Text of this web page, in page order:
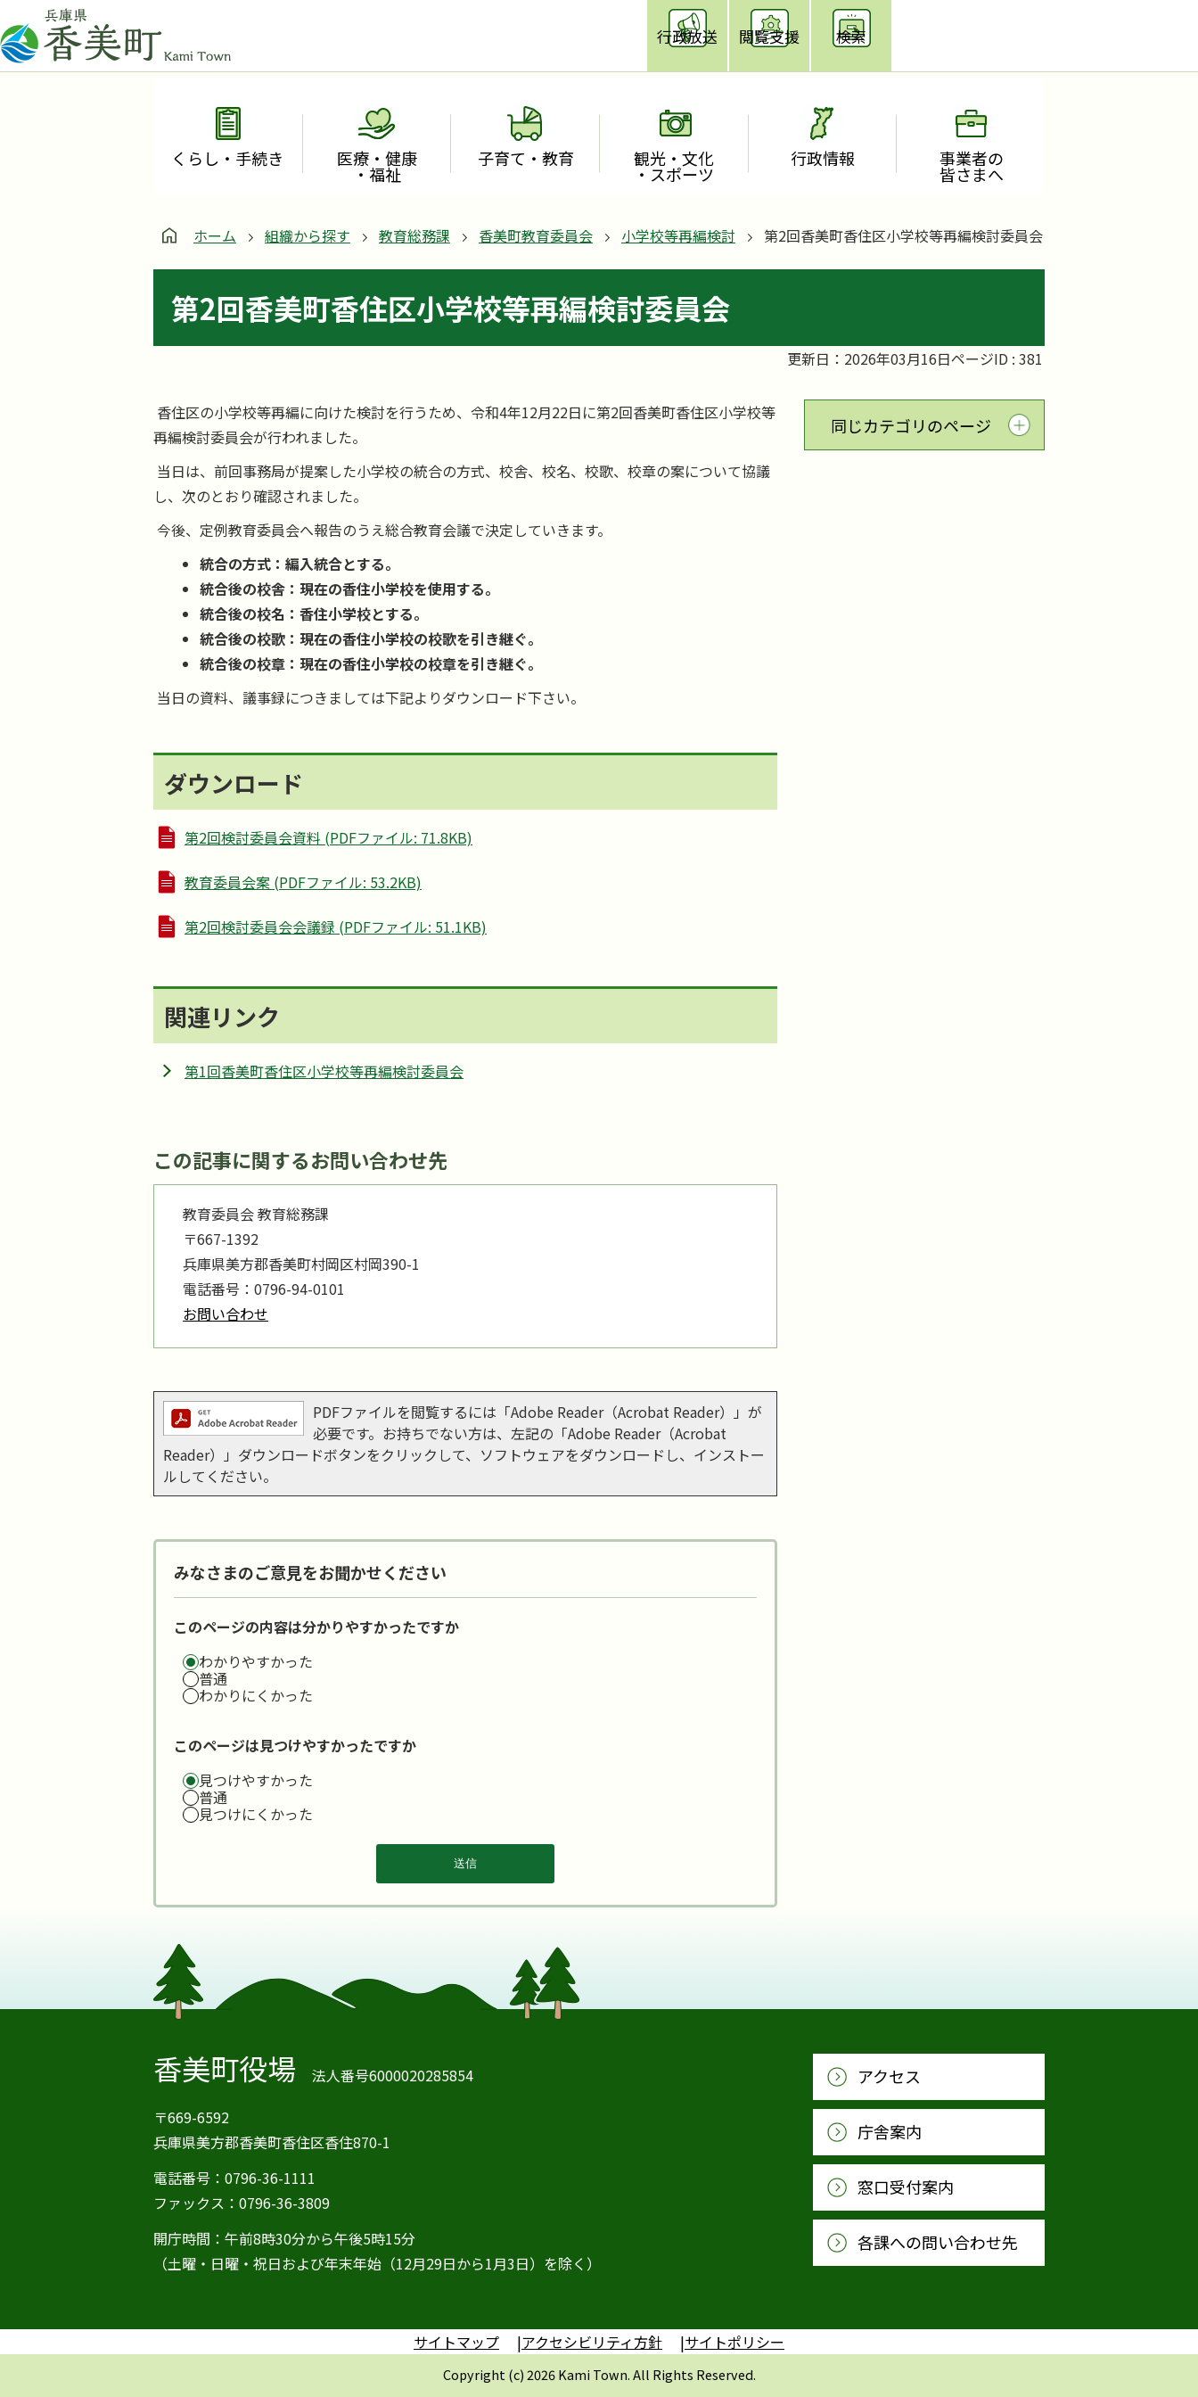
行政放送 閲覧支援 検索
くらし・手続き 医療・健康
・福祉
子育て・教育 観光・文化
・スポーツ
行政情報 事業者の
皆さまへ
ホーム 組織から探す 教育総務課 香美町教育委員会 小学校等再編検討 第2回香美町香住区小学校等再編検討委員会
第2回香美町香住区小学校等再編検討委員会
更新日：2026年03月16日ページID : 381
香住区の小学校等再編に向けた検討を行うため、令和4年12月22日に第2回香美町香住区小学校等
再編検討委員会が行われました。
当日は、前回事務局が提案した小学校の統合の方式、校舎、校名、校歌、校章の案について協議
し、次のとおり確認されました。
今後、定例教育委員会へ報告のうえ総合教育会議で決定していきます。
統合の方式：編入統合とする。
統合後の校舎：現在の香住小学校を使用する。
統合後の校名：香住小学校とする。
統合後の校歌：現在の香住小学校の校歌を引き継ぐ。
統合後の校章：現在の香住小学校の校章を引き継ぐ。
当日の資料、議事録につきましては下記よりダウンロード下さい。
ダウンロード
第2回検討委員会資料 (PDFファイル: 71.8KB)
教育委員会案 (PDFファイル: 53.2KB)
第2回検討委員会会議録 (PDFファイル: 51.1KB)
関連リンク
第1回香美町香住区小学校等再編検討委員会
この記事に関するお問い合わせ先
教育委員会 教育総務課
〒667-1392
兵庫県美方郡香美町村岡区村岡390-1
電話番号：0796-94-0101
お問い合わせ
PDFファイルを閲覧するには「Adobe Reader（Acrobat Reader）」が
必要です。お持ちでない方は、左記の「Adobe Reader（Acrobat
Reader）」ダウンロードボタンをクリックして、ソフトウェアをダウンロードし、インストー
ルしてください。
みなさまのご意見をお聞かせください
このページの内容は分かりやすかったですか
わかりやすかった
普通
わかりにくかった
このページは見つけやすかったですか
見つけやすかった
普通
見つけにくかった
同じカテゴリのページ
香美町役場
法人番号6000020285854
〒669-6592
兵庫県美方郡香美町香住区香住870-1
電話番号：0796-36-1111
ファックス：0796-36-3809
開庁時間：午前8時30分から午後5時15分
（土曜・日曜・祝日および年末年始（12月29日から1月3日）を除く）
アクセス
庁舎案内
窓口受付案内
各課への問い合わせ先
サイトマップ アクセシビリティ方針 サイトポリシー
Copyright (c) 2026 Kami Town. All Rights Reserved.